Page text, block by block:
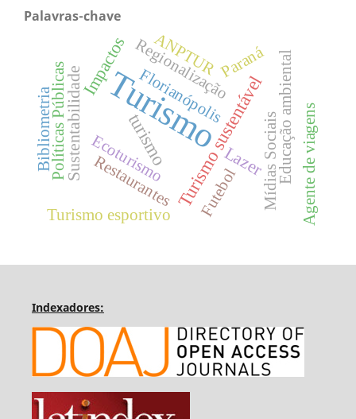
Palavras-chave
Turismo
Turismo sustentável
turismo
Impactos
Lazer
Sustentabilidade Ecoturismo
Florianópolis
Mídias Sociais
Regionalização
Restaurantes
Paraná
Políticas Públicas
Bibliometria
Turismo esportivo Futebol
ANPTUR Educação ambientalAgente de viagens
Indexadores: